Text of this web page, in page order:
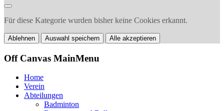
Für diese Kategorie wurden bisher keine Cookies erkannt.
Ablehnen Auswahl speichern Alle akzeptieren
Off Canvas MainMenu
Home
Verein
Abteilungen
Badminton